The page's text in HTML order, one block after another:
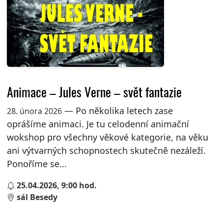
Animace – Jules Verne – svět fantazie
28. února 2026— Po několika letech zase
oprášíme animaci. Je tu celodenní animační
wokshop pro všechny věkové kategorie, na věku
ani výtvarných schopnostech skutečně nezáleží.
Ponoříme se...
25.04.2026, 9:00 hod.
sál Besedy